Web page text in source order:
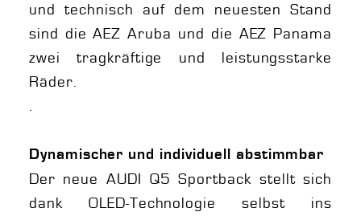
und technisch auf dem neuesten Stand
sind die AEZ Aruba und die AEZ Panama
zwei tragkräftige und leistungsstarke
Räder.
.
Dynamischer und individuell abstimmbar
Der neue AUDI Q5 Sportback stellt sich
dank OLED-Technologie selbst ins